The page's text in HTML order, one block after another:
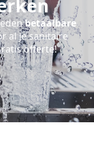
betaalbare
al je sanitaire
offerte!